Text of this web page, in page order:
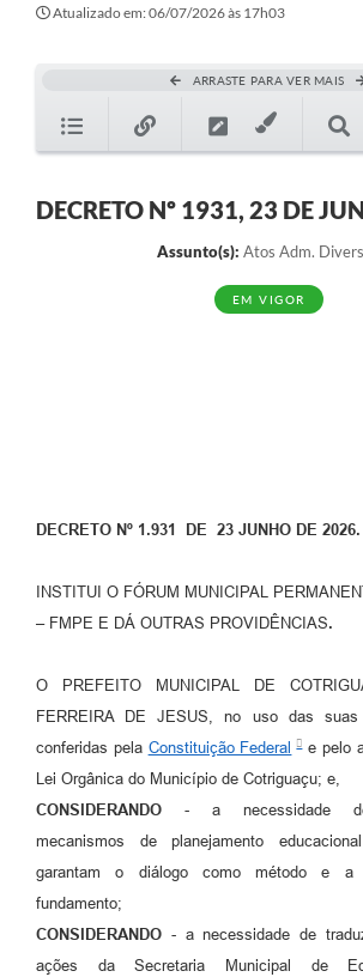
Galeria de Fotos
Ouvidoria
Legislação
Links
Telefones Úteis
Jornal
SIC
Atualizado em: 06/07/2026 às 17h03
ARRASTE PARA VER MAIS
DECRETO Nº 1931, 23 DE
Assunto(s): Atos Adm.
EM VIGOR
DECRETO Nº 1.931 DE 23 JUNHO DE 2026.
INSTITUI O FÓRUM MUNICIPAL
– FMPE E DÁ OUTRAS PROVIDÊNCIAS.
O PREFEITO MUNICIPAL DE
FERREIRA DE JESUS, no uso das suas
conferidas pela Constituição Federal
e pelo
Lei Orgânica do Município de Cotriguaçu; e,
CONSIDERANDO - a necessidade de
mecanismos de planejamento
garantam o diálogo como método e a
fundamento;
CONSIDERANDO - a necessidade de
ações da Secretaria Municipal de